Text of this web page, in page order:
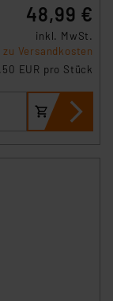
48,99 €
inkl. MwSt.
Versandkosten
EUR pro Stück